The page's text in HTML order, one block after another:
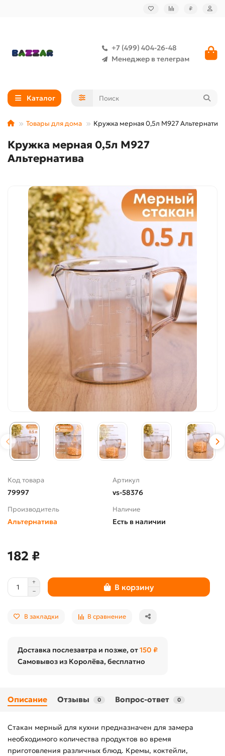
₽
+7 (499) 404-26-48
Менеджер в телеграм
Каталог
Товары для дома Кружка мерная 0,5л М927 Альтернатива
Кружка мерная 0,5л М927
Альтернатива
Код товара
79997
Артикул
vs-58376
Производитель
Альтернатива
Наличие
Есть в наличии
182 ₽
В корзину
В закладки В сравнение
Доставка послезавтра и позже, от150 ₽
Самовывоз из Королёва, бесплатно
Описание Отзывы 0 Вопрос-ответ 0
Стакан мерный для кухни предназначен для замера
необходимого количества продуктов во время
приготовления различных блюд. Кремы, коктейли,